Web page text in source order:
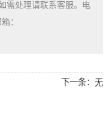
需处理请联系客服。电
：
下一条： 无